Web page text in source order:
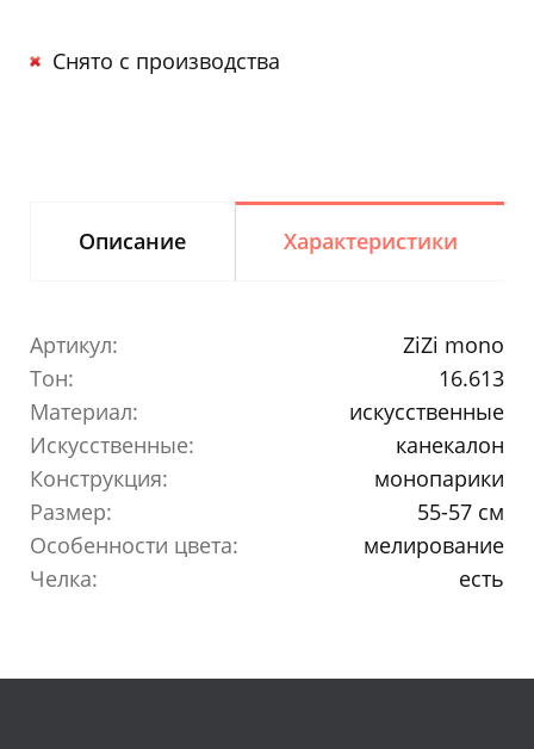
Снято с производства
Описание Характеристики
Артикул:
ZiZi mono
Тон:
16.613
Материал:
искусственные
Искусственные:
канекалон
Конструкция:
монопарики
Размер:
55-57 см
Особенности цвета:
мелирование
Челка:
есть